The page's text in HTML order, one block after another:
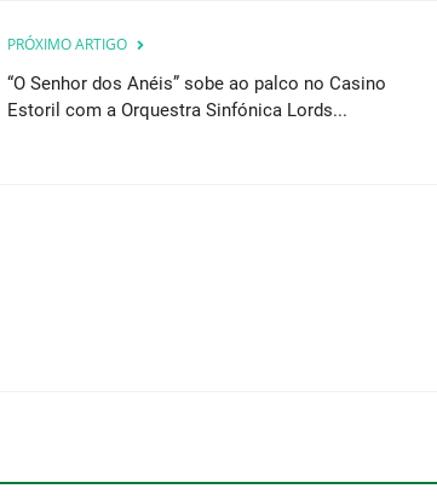
PRÓXIMO ARTIGO
“O Senhor dos Anéis” sobe ao palco no Casino
Estoril com a Orquestra Sinfónica Lords...